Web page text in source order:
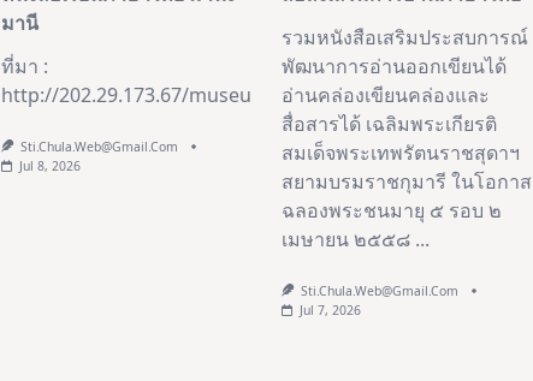
มานี
ที่มา :
http://202.29.173.67/museum/biblio/collection/2
Sti.chula.web@gmail.com
Jul 8, 2026
รวมหนังสือเสริมประสบการณ์
พัฒนาการอ่านออกเขียนได้
อ่านคล่องเขียนคล่องและ
สื่อสารได้ เฉลิมพระเกียรติ
สมเด็จพระเทพรัตนราชสุดาฯ
สยามบรมราชกุมารี ในโอกาส
ฉลองพระชนมายุ ๕ รอบ ๒
เมษายน ๒๕๕๘ ...
Sti.chula.web@gmail.com
Jul 7, 2026